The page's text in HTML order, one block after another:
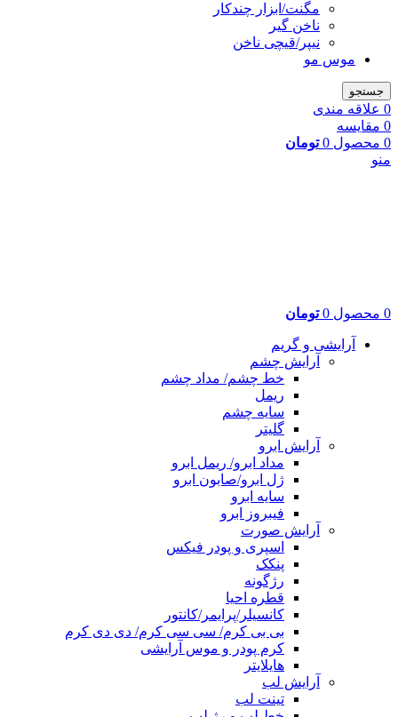
مگنت/ابزار چندکار
ناخن گیر
نیپر/قیچی ناخن
موس مو
جستجو
0 علاقه مندی
0 مقایسه
0 محصول 0 تومان
منو
0 محصول 0 تومان
آرایشی و گریم
آرایش چشم
خط چشم/ مداد چشم
ریمل
سایه چشم
گلیتر
آرایش ابرو
مداد ابرو/ ریمل ابرو
ژل ابرو/صابون ابرو
سایه ابرو
فیبروز ابرو
آرایش صورت
اسپری و پودر فیکس
پنکک
رژگونه
قطره احیا
کانسیلر/پرایمر/کانتور
بی بی کرم/ سی سی کرم/ دی دی کرم
کرم پودر و موس آرایشی
هایلایتر
آرایش لب
تینت لب